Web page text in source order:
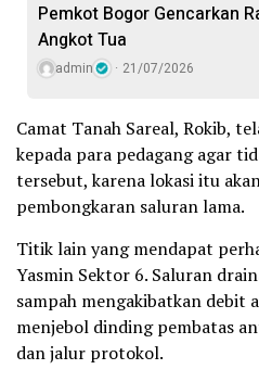
Pemkot Bogor Gencarkan
Angkot Tua
admin 21/07/2026
Camat Tanah Sareal, Rokib,
kepada para pedagang agar
tersebut, karena lokasi itu
pembongkaran saluran lama.
Titik lain yang mendapat
Yasmin Sektor 6. Saluran
sampah mengakibatkan debit
menjebol dinding pembatas
dan jalur protokol.